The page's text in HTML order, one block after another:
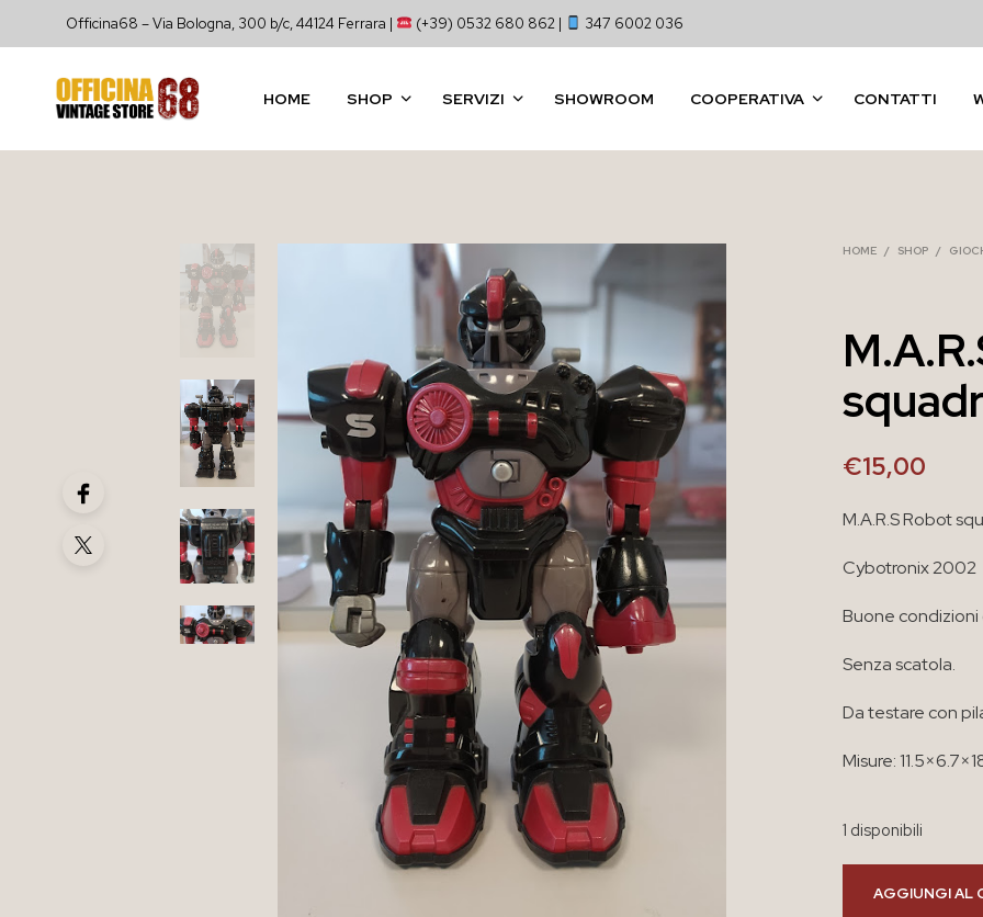
Officina68 – Via Bologna, 300 b/c, 44124 Ferrara | (+39) 0532 680 862 | 347 6002 036
HOME SHOP SERVIZI SHOWROOM COOPERATIVA CONTATTI
HOME / SHOP /
€15,00
M.A.R.S Robot
Cybotronix 2002
Buone
Senza scatola.
Da testare con
Misure:
1 disponibili
AGGIUNGI AL